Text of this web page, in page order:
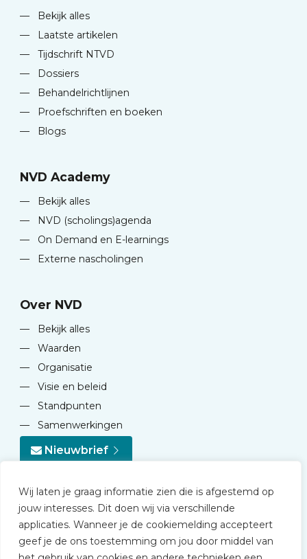
Wij laten je graag informatie zien die is afgestemd op
jouw interesses. Dit doen wij via verschillende
applicaties. Wanneer je de cookiemelding accepteert
geef je de ons toestemming om jou door middel van
—
Bekijk alles
—
Laatste artikelen
—
Tijdschrift NTVD
—
Dossiers
—
Behandelrichtlijnen
—
Proefschriften en boeken
—
Blogs
NVD Academy
—
Bekijk alles
—
NVD (scholings)agenda
—
On Demand en E-learnings
—
Externe nascholingen
Over NVD
—
Bekijk alles
—
Waarden
—
Organisatie
—
Visie en beleid
—
Standpunten
—
Samenwerkingen
Nieuwbrief
© 2026 NVD